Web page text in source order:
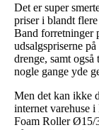
Det er super
priser i blandt
Band forretninger
udsalgspriserne
drenge, samt
nogle gange yde
Men det kan ikke
internet varehuse
Foam Roller Ø15/